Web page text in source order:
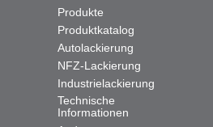
Produkte
Produktkatalog
Autolackierung
NFZ-Lackierung
Industrielackierung
Technische
Informationen